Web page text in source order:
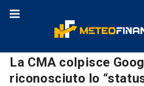
La CMA colpisce
riconosciuto lo